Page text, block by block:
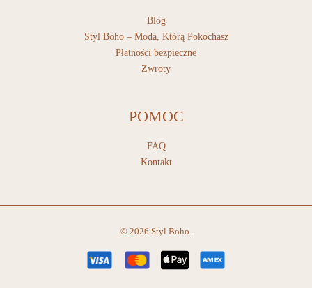
Blog
Styl Boho – Moda, Którą Pokochasz
Płatności bezpieczne
Zwroty
POMOC
FAQ
Kontakt
© 2026 Styl Boho.